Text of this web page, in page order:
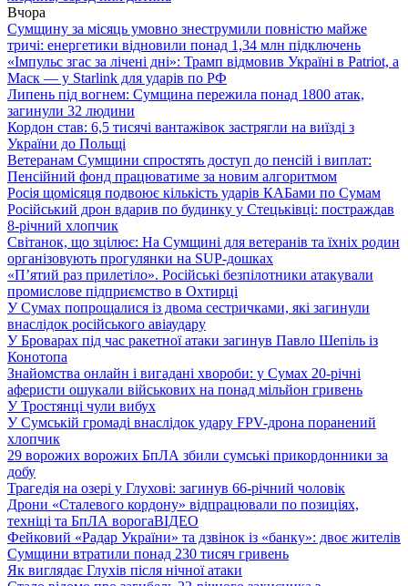
Вчора
Сумщину за місяць умовно знеструмили повністю майже
тричі: енергетики відновили понад 1,34 млн підключень
«Імпульс згас за лічені дні»: Трамп відмовив Україні в Patriot, а
Маск — у Starlink для ударів по РФ
Липень під вогнем: Сумщина пережила понад 1800 атак,
загинули 32 людини
Кордон став: 6,5 тисячі вантажівок застрягли на виїзді з
України до Польщі
Ветеранам Сумщини спростять доступ до пенсій і виплат:
Пенсійний фонд працюватиме за новим алгоритмом
Росія щомісяця подвоює кількість ударів КАБами по Сумам
Російський дрон вдарив по будинку у Стецьківці: постраждав
8-річний хлопчик
Світанок, що зцілює: На Сумщині для ветеранів та їхніх родин
організовують прогулянки на SUP-дошках
«П’ятий раз прилетіло». Російські безпілотники атакували
промислове підприємство в Охтирці
У Сумах попрощалися із двома сестричками, які загинули
внаслідок російського авіаудару
У Броварах під час ракетної атаки загинув Павло Шепіль із
Конотопа
Знайомства онлайн і вигадані хвороби: у Сумах 20-річні
аферисти ошукали військових на понад мільйон гривень
У Тростянці чули вибух
У Сумській громаді внаслідок удару FPV-дрона поранений
хлопчик
29 ворожих ворожих БпЛА збили сумські прикордонники за
добу
Трагедія на озері у Глухові: загинув 66-річний чоловік
Дрони «Сталевого кордону» відпрацювали по позиціях,
техніці та БпЛА ворогаВІДЕО
Фейковий «Радар України» та дзвінок із «банку»: двоє жителів
Сумщини втратили понад 230 тисяч гривень
Як виглядає Глухів після нічної атаки